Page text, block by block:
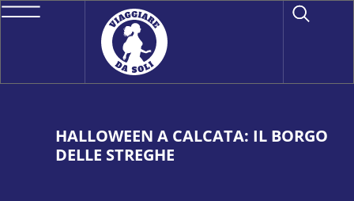
HALLOWEEN A CALCATA: IL BORGO
DELLE STREGHE